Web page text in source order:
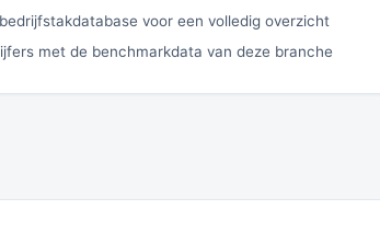
voor een volledig overzicht
met de benchmarkdata van deze branche